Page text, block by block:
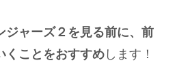
ジャーズ２を見る前に、前
くことをおすすめします！